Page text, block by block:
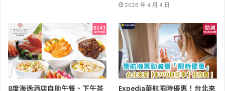
2026 年 4 月 4 日
8度海逸酒店自助午餐、下午茶
Expedia華航限時優惠！台北來